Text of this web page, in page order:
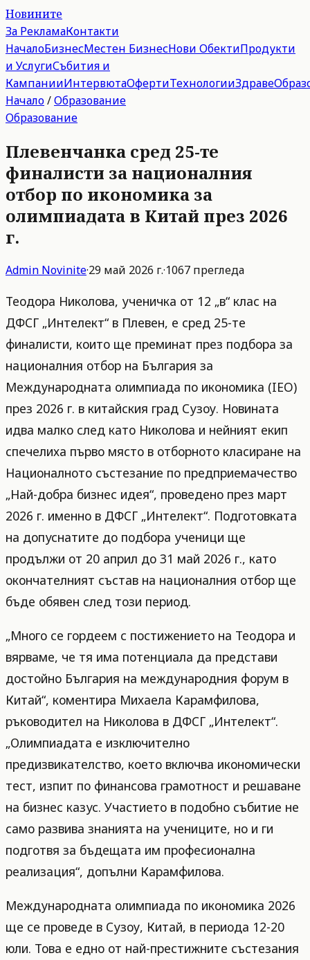
Новините
За РекламаКонтакти
НачалоБизнесМестен БизнесНови ОбектиПродукти
и УслугиСъбития и
КампанииИнтервютаОфертиТехнологииЗдраве
Начало/Образование
Образование
Плевенчанка сред 25-те
финалисти за националния
отбор по икономика за
олимпиадата в Китай през 2026
г.
Admin Novinite·29 май 2026 г.·1067 прегледа
Теодора Николова, ученичка от 12 „в“ клас на
ДФСГ „Интелект“ в Плевен, е сред 25-те
финалисти, които ще преминат през подбора за
националния отбор на България за
Международната олимпиада по икономика (IEO)
през 2026 г. в китайския град Сузоу. Новината
идва малко след като Николова и нейният екип
спечелиха първо място в отборното класиране на
Националното състезание по предприемачество
„Най-добра бизнес идея“, проведено през март
2026 г. именно в ДФСГ „Интелект“. Подготовката
на допуснатите до подбора ученици ще
продължи от 20 април до 31 май 2026 г., като
окончателният състав на националния отбор ще
бъде обявен след този период.
„Много се гордеем с постижението на Теодора и
вярваме, че тя има потенциала да представи
достойно България на международния форум в
Китай“, коментира Михаела Карамфилова,
ръководител на Николова в ДФСГ „Интелект“.
„Олимпиадата е изключително
предизвикателство, което включва икономически
тест, изпит по финансова грамотност и решаване
на бизнес казус. Участието в подобно събитие не
само развива знанията на учениците, но и ги
подготвя за бъдещата им професионална
реализация“, допълни Карамфилова.
Международната олимпиада по икономика 2026
ще се проведе в Сузоу, Китай, в периода 12-20
юли. Това е едно от най-престижните състезания